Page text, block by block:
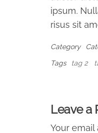
ipsum.
risus sit
Category
Tags tag 2
Leave a
Your